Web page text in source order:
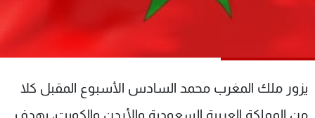
يزور ملك المغرب محمد السادس الأسبوع المقبل كلا
عن MTV
وظائف